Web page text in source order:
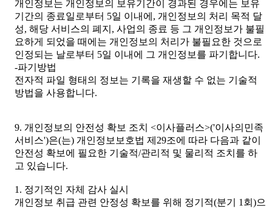
개인정보는 개인정보의 보유기간이 경과된 경우에는 보유
기간의 종료일로부터 5일 이내에, 개인정보의 처리 목적 달
성, 해당 서비스의 폐지, 사업의 종료 등 그 개인정보가 불필
요하게 되었을 때에는 개인정보의 처리가 불필요한 것으로
인정되는 날로부터 5일 이내에 그 개인정보를 파기합니다.
-파기방법
전자적 파일 형태의 정보는 기록을 재생할 수 없는 기술적
방법을 사용합니다.
9. 개인정보의 안전성 확보 조치 <이사플러스>('이사의민족
서비스')은(는) 개인정보보호법 제29조에 따라 다음과 같이
안전성 확보에 필요한 기술적/관리적 및 물리적 조치를 하
고 있습니다.
1. 정기적인 자체 감사 실시
개인정보 취급 관련 안정성 확보를 위해 정기적(분기 1회)으